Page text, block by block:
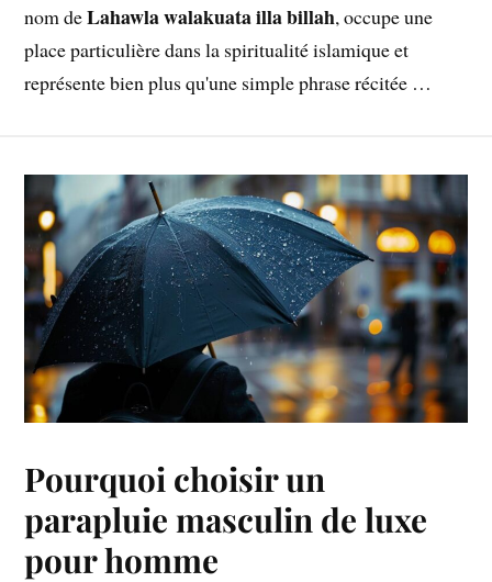
nom deLahawla walakuata illa billah, occupe une
place particulière dans la spiritualité islamique et
représente bien plus qu'une simple phrase récitée …
Pourquoi choisir un
parapluie masculin de luxe
pour homme